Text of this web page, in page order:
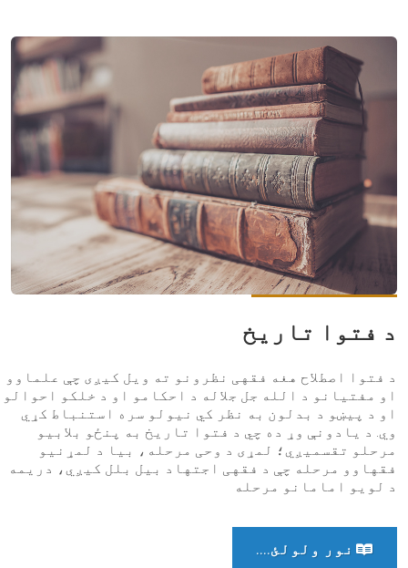
د فتوا تاریخ
د فتوا اصطلاح هغه فقهی نظرونو ته ویل کیږی چې علماوو
او مفتیانو د الله جل جلاله د احکامو او د خلکو احوالو
او د پیښو د بدلون به نظر کي نیولو سره استنباط کړي
وي. د یادونې وړ ده چي د فتوا تاریخ به پنځو بلابیو
مرحلو تقسمیږي؛ لمړی د وحی مرحله، بیا د لمړنیو
فقهاوو مرحله چې د فقهی اجتهاد بیل بلل کیږي، دریمه
د لویو امامانو مرحله
نور ولولئ....